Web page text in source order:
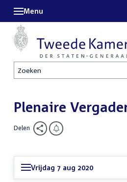
Zoeken
Menu
Plenaire
Delen
Vrijdag 7 aug 2020